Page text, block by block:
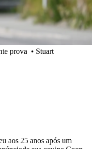
prova • Stuart
aos 25 anos após um